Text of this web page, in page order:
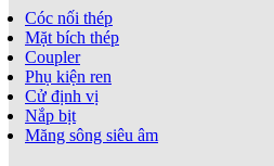
Cóc nối thép
Mặt bích thép
Coupler
Phụ kiện ren
Cử định vị
Nắp bịt
Măng sông siêu âm